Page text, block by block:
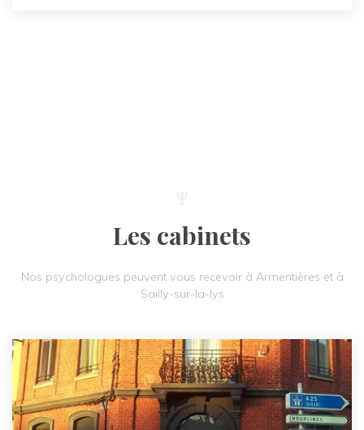
Les cabinets
Nos psychologues peuvent vous recevoir à Armentières et à
Sailly-sur-la-lys